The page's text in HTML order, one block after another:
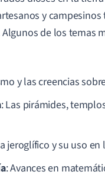
y
de los temas
y las creencias
: Las pirámides,
jeroglífico y su uso
: Avances en